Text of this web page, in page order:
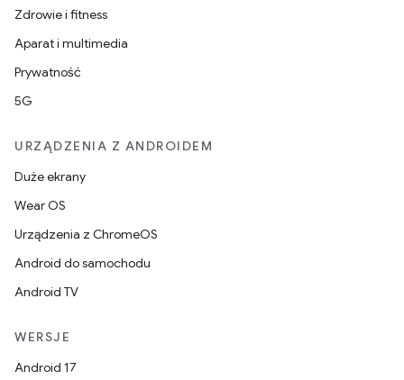
Zdrowie i fitness
Aparat i multimedia
Prywatność
5G
URZĄDZENIA Z ANDROIDEM
Duże ekrany
Wear OS
Urządzenia z ChromeOS
Android do samochodu
Android TV
WERSJE
Android 17